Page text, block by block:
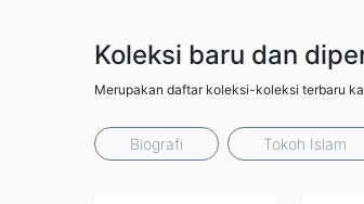
Koleksi baru dan
Merupakan daftar koleksi-koleksi terbaru
Biografi Tokoh Islam